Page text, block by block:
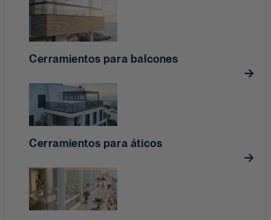
Cerramientos para balcones
Cerramientos para áticos